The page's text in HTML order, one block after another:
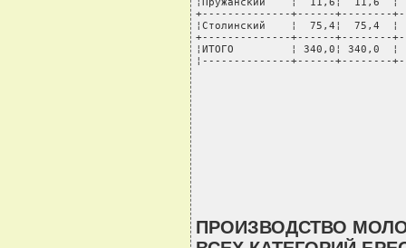
+--------------+------+--------
¦Столинский    ¦  75,4¦  75,4
+--------------+------+--------
¦ИТОГО         ¦ 340,0¦ 340,0  ¦
¦--------------+------+--------
ПРОИЗВОДСТВО